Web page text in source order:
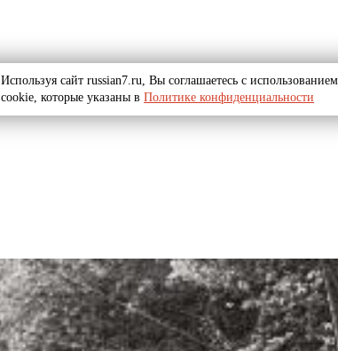
Используя сайт russian7.ru, Вы соглашаетесь с
cookie, которые указаны в Политике конфиденциальности